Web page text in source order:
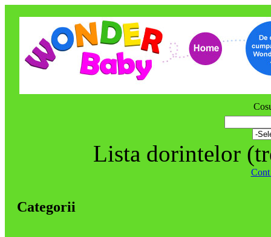
Lista dorintelor
Categorii